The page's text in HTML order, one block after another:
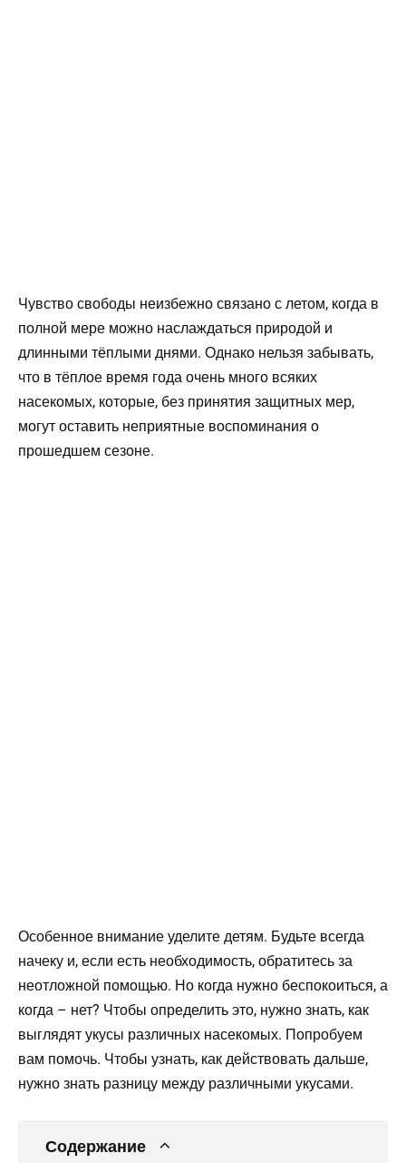
Чувство свободы неизбежно связано с летом, когда в
полной мере можно наслаждаться природой и
длинными тёплыми днями. Однако нельзя забывать,
что в тёплое время года очень много всяких
насекомых, которые, без принятия защитных мер,
могут оставить неприятные воспоминания о
прошедшем сезоне.
Особенное внимание уделите детям. Будьте всегда
начеку и, если есть необходимость, обратитесь за
неотложной помощью. Но когда нужно беспокоиться, а
когда – нет? Чтобы определить это, нужно знать, как
выглядят укусы различных насекомых. Попробуем
вам помочь. Чтобы узнать, как действовать дальше,
нужно знать разницу между различными укусами.
Содержание